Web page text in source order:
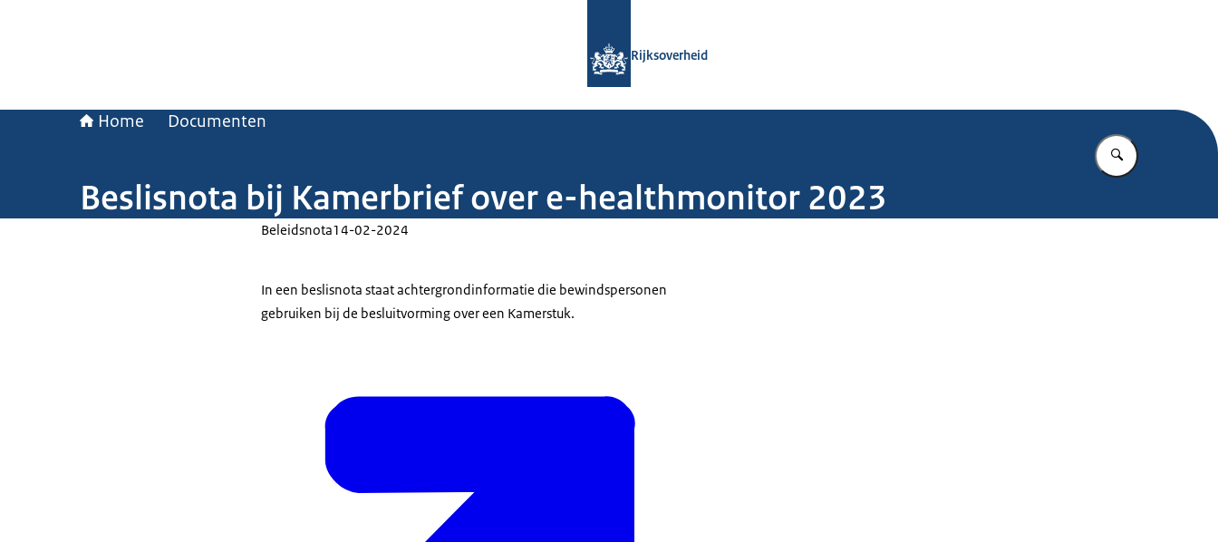
Rijksoverheid
Home Documenten
Vul in wat u
Beslisnota bij Kamerbrief over e-healthmonitor 2023
Beleidsnota14-02-2024
In een beslisnota staat achtergrondinformatie die bewindspersonen
gebruiken bij de besluitvorming over een Kamerstuk.